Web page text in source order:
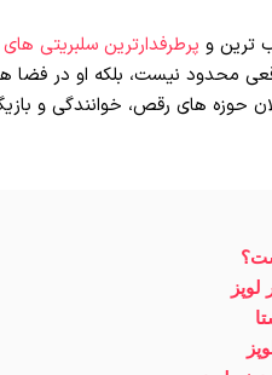
ترین و پرطرفدارترین سلبریتی های
محدود نیست، بلکه او در
حوزه های رقص، خوانندگی و
لوپز